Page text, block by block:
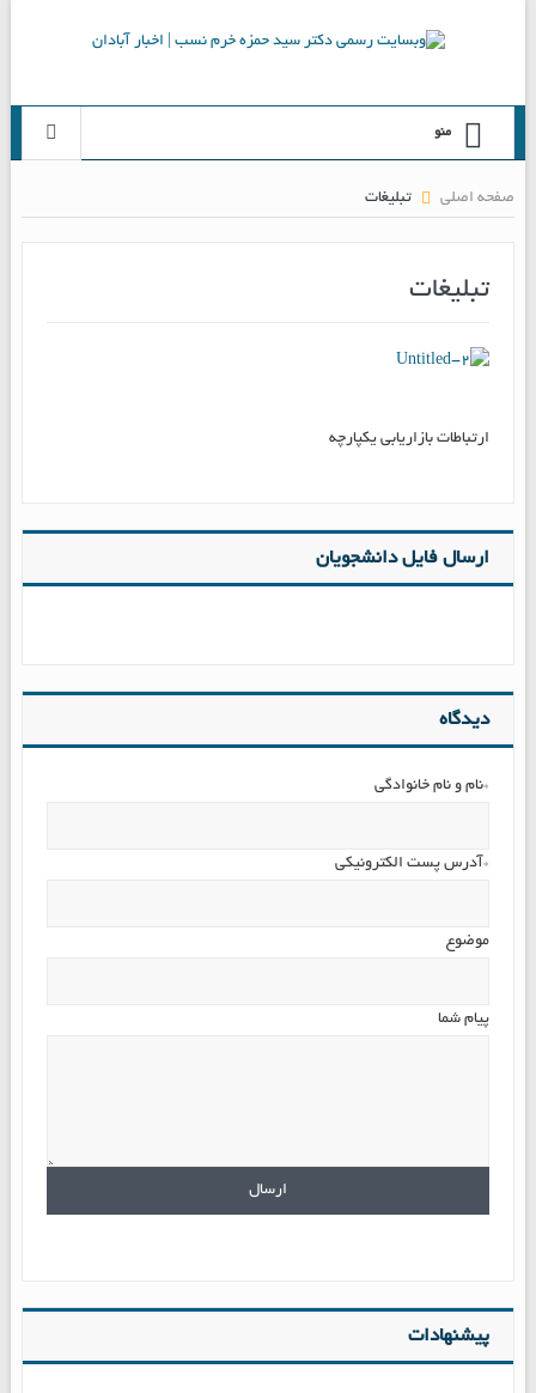
منو
صفحه اصلی تبلیغات
تبلیغات
ارتباطات بازاریابی یکپارچه
ارسال فایل دانشجویان
دیدگاه
*نام و نام خانوادگی
*آدرس پست الکترونیکی
موضوع
پیام شما
پیشنهادات